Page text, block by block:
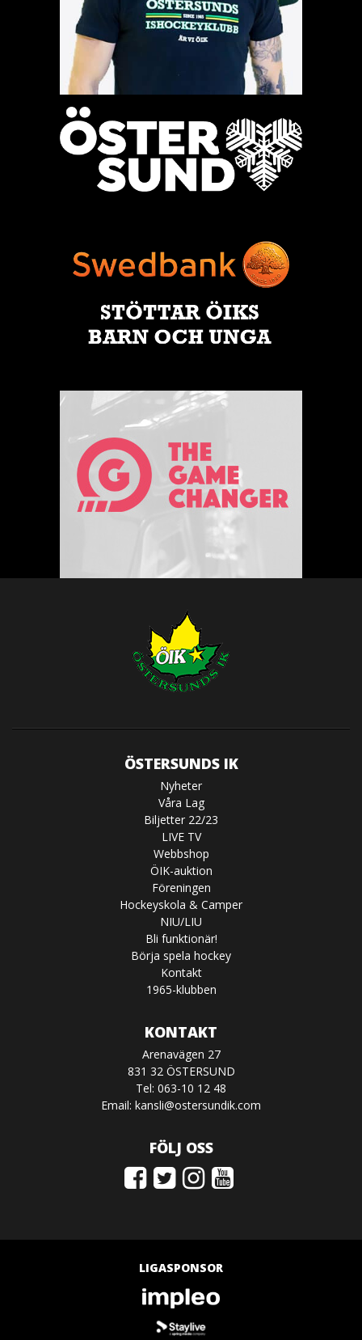
ÖSTERSUNDS IK
Nyheter
Våra Lag
Biljetter 22/23
LIVE TV
Webbshop
ÖIK-auktion
Föreningen
Hockeyskola & Camper
NIU/LIU
Bli funktionär!
Börja spela hockey
Kontakt
1965-klubben
KONTAKT
Arenavägen 27
831 32 ÖSTERSUND
Tel: 063-10 12 48
Email: kansli@ostersundik.com
FÖLJ OSS
LIGASPONSOR